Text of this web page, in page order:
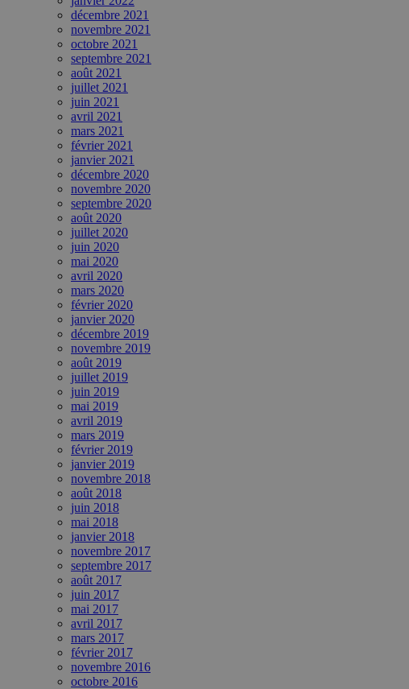
décembre 2021
novembre 2021
octobre 2021
septembre 2021
août 2021
juillet 2021
juin 2021
avril 2021
mars 2021
février 2021
janvier 2021
décembre 2020
novembre 2020
septembre 2020
août 2020
juillet 2020
juin 2020
mai 2020
avril 2020
mars 2020
février 2020
janvier 2020
décembre 2019
novembre 2019
août 2019
juillet 2019
juin 2019
mai 2019
avril 2019
mars 2019
février 2019
janvier 2019
novembre 2018
août 2018
juin 2018
mai 2018
janvier 2018
novembre 2017
septembre 2017
août 2017
juin 2017
mai 2017
avril 2017
mars 2017
février 2017
novembre 2016
octobre 2016